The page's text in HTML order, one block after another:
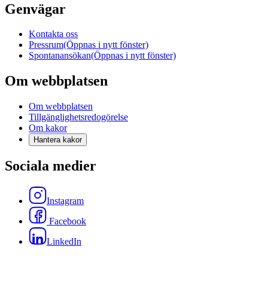
Genvägar
Kontakta oss
Pressrum(Öppnas i nytt fönster)
Spontanansökan(Öppnas i nytt fönster)
Om webbplatsen
Om webbplatsen
Tillgänglighetsredogörelse
Om kakor
Hantera kakor
Sociala medier
Instagram
Facebook
LinkedIn